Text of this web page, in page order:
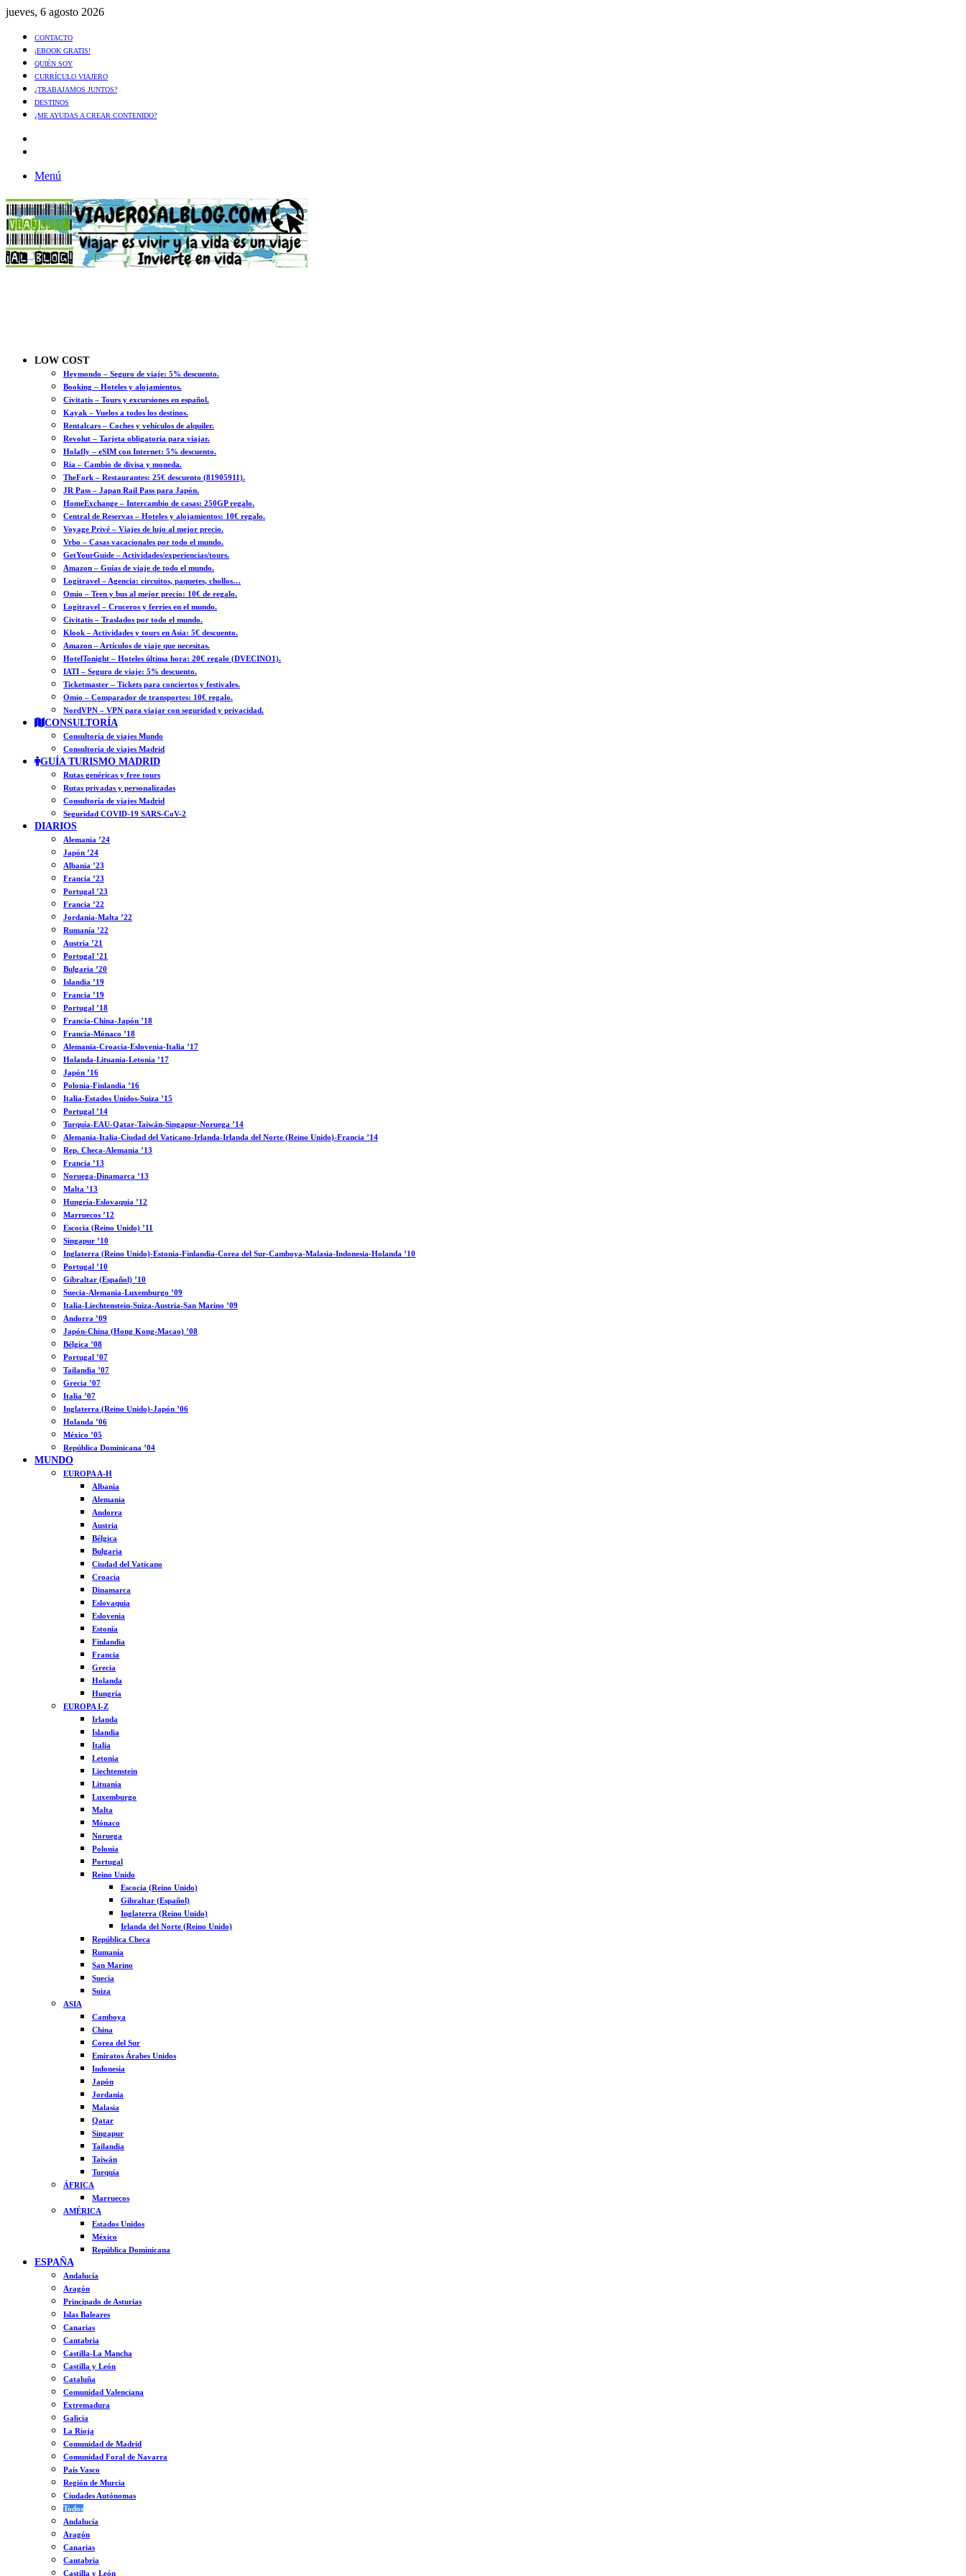
jueves, 6 agosto 2026
CONTACTO
¡EBOOK GRATIS!
QUIÉN SOY
CURRÍCULO VIAJERO
¿TRABAJAMOS JUNTOS?
DESTINOS
¿ME AYUDAS A CREAR CONTENIDO?
Menú
LOW COST
Heymondo – Seguro de viaje: 5% descuento.
Booking – Hoteles y alojamientos.
Civitatis – Tours y excursiones en español.
Kayak – Vuelos a todos los destinos.
Rentalcars – Coches y vehículos de alquiler.
Revolut – Tarjeta obligatoria para viajar.
Holafly – eSIM con Internet: 5% descuento.
Ria – Cambio de divisa y moneda.
TheFork – Restaurantes: 25€ descuento (81905911).
JR Pass – Japan Rail Pass para Japón.
HomeExchange – Intercambio de casas: 250GP regalo.
Central de Reservas – Hoteles y alojamientos: 10€ regalo.
Voyage Privé – Viajes de lujo al mejor precio.
Vrbo – Casas vacacionales por todo el mundo.
GetYourGuide – Actividades/experiencias/tours.
Amazon – Guías de viaje de todo el mundo.
Logitravel – Agencia: circuitos, paquetes, chollos…
Omio – Tren y bus al mejor precio: 10€ de regalo.
Logitravel – Cruceros y ferries en el mundo.
Civitatis – Traslados por todo el mundo.
Klook – Actividades y tours en Asia: 5€ descuento.
Amazon – Artículos de viaje que necesitas.
HotelTonight – Hoteles última hora: 20€ regalo (DVECINO1).
IATI – Seguro de viaje: 5% descuento.
Ticketmaster – Tickets para conciertos y festivales.
Omio – Comparador de transportes: 10€ regalo.
NordVPN – VPN para viajar con seguridad y privacidad.
CONSULTORÍA
Consultoría de viajes Mundo
Consultoría de viajes Madrid
GUÍA TURISMO MADRID
Rutas genéricas y free tours
Rutas privadas y personalizadas
Consultoría de viajes Madrid
Seguridad COVID-19 SARS-CoV-2
DIARIOS
Alemania ’24
Japón ’24
Albania ’23
Francia ’23
Portugal ’23
Francia ’22
Jordania-Malta ’22
Rumanía ’22
Austria ’21
Portugal ’21
Bulgaria ’20
Islandia ’19
Francia ’19
Portugal ’18
Francia-China-Japón ’18
Francia-Mónaco ’18
Alemania-Croacia-Eslovenia-Italia ’17
Holanda-Lituania-Letonia ’17
Japón ’16
Polonia-Finlandia ’16
Italia-Estados Unidos-Suiza ’15
Portugal ’14
Turquía-EAU-Qatar-Taiwán-Singapur-Noruega ’14
Alemania-Italia-Ciudad del Vaticano-Irlanda-Irlanda del Norte (Reino Unido)-Francia ’14
Rep. Checa-Alemania ’13
Francia ’13
Noruega-Dinamarca ’13
Malta ’13
Hungría-Eslovaquia ’12
Marruecos ’12
Escocia (Reino Unido) ’11
Singapur ’10
Inglaterra (Reino Unido)-Estonia-Finlandia-Corea del Sur-Camboya-Malasia-Indonesia-Holanda ’10
Portugal ’10
Gibraltar (Español) ’10
Suecia-Alemania-Luxemburgo ’09
Italia-Liechtenstein-Suiza-Austria-San Marino ’09
Andorra ’09
Japón-China (Hong Kong-Macao) ’08
Bélgica ’08
Portugal ’07
Tailandia ’07
Grecia ’07
Italia ’07
Inglaterra (Reino Unido)-Japón ’06
Holanda ’06
México ’05
República Dominicana ’04
MUNDO
EUROPA A-H
Albania
Alemania
Andorra
Austria
Bélgica
Bulgaria
Ciudad del Vaticano
Croacia
Dinamarca
Eslovaquia
Eslovenia
Estonia
Finlandia
Francia
Grecia
Holanda
Hungría
EUROPA I-Z
Irlanda
Islandia
Italia
Letonia
Liechtenstein
Lituania
Luxemburgo
Malta
Mónaco
Noruega
Polonia
Portugal
Reino Unido
Escocia (Reino Unido)
Gibraltar (Español)
Inglaterra (Reino Unido)
Irlanda del Norte (Reino Unido)
República Checa
Rumanía
San Marino
Suecia
Suiza
ASIA
Camboya
China
Corea del Sur
Emiratos Árabes Unidos
Indonesia
Japón
Jordania
Malasia
Qatar
Singapur
Tailandia
Taiwán
Turquía
ÁFRICA
Marruecos
AMÉRICA
Estados Unidos
México
República Dominicana
ESPAÑA
Andalucía
Aragón
Principado de Asturias
Islas Baleares
Canarias
Cantabria
Castilla-La Mancha
Castilla y León
Cataluña
Comunidad Valenciana
Extremadura
Galicia
La Rioja
Comunidad de Madrid
Comunidad Foral de Navarra
País Vasco
Región de Murcia
Ciudades Autónomas
Todos
Andalucía
Aragón
Canarias
Cantabria
Castilla y León